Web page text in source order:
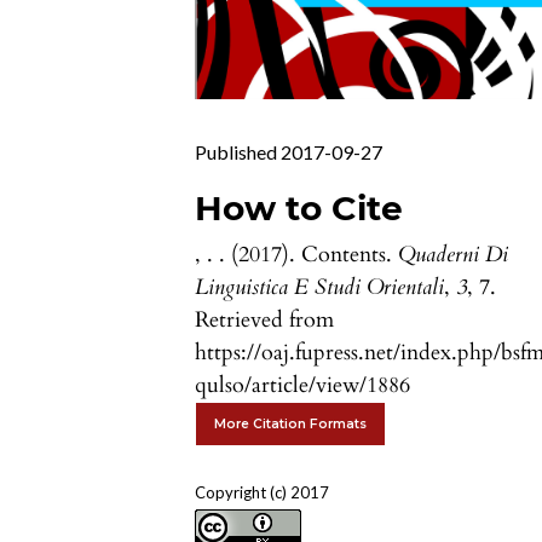
Published 2017-09-27
How to Cite
, . . (2017). Contents. Quaderni Di
Linguistica E Studi Orientali, 3, 7.
Retrieved from
https://oaj.fupress.net/index.php/
qulso/article/view/1886
More Citation Formats
Copyright (c) 2017